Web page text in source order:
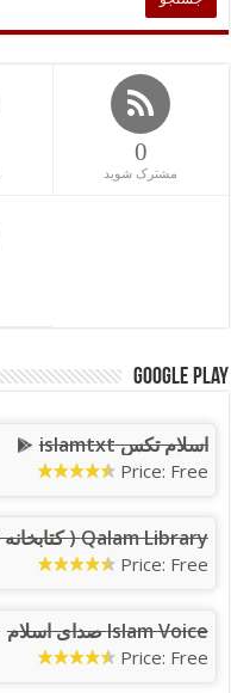
0
مشترک شوید
Google Play
اسلام تکس islamtxt
Price: Free
Qalam Library ( کتابخانه قلم )
Price: Free
Islam Voice صدای اسلام
Price: Free